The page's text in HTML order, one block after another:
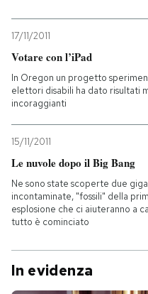
17/11/2011
Votare con l’iPad
In Oregon un progetto
elettori disabili ha dato risultati
incoraggianti
15/11/2011
Le nuvole dopo il Big Bang
Ne sono state scoperte due
incontaminate, "fossili" della
esplosione che ci aiuteranno a
tutto è cominciato
In evidenza